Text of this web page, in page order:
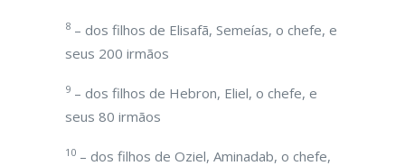
8 – dos filhos de Elisafã, Semeías, o chefe, e
seus 200 irmãos
9 – dos filhos de Hebron, Eliel, o chefe, e
seus 80 irmãos
10 – dos filhos de Oziel, Aminadab, o chefe,